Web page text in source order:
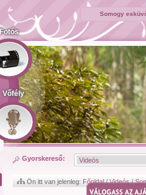
Somogy
Fotós
Vőfély
Gyorskereső:
Ön itt van jelenleg: Főoldal/Videós/